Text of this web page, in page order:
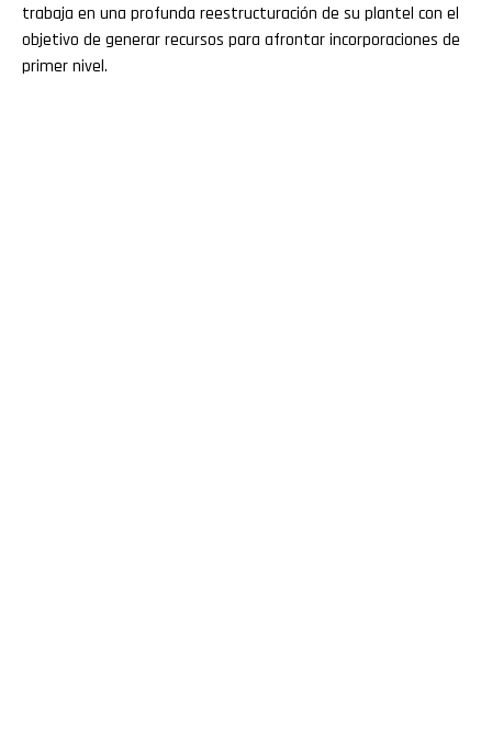
trabaja en una profunda reestructuración de su plantel con el
objetivo de generar recursos para afrontar incorporaciones de
primer nivel.